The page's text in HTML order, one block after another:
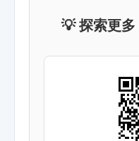
💡 探索更多